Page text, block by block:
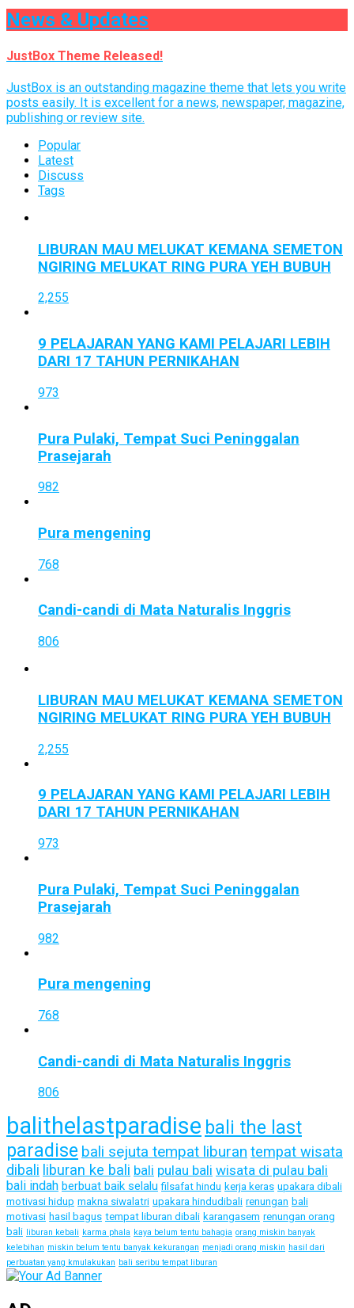
News & Updates
JustBox Theme Released!
JustBox is an outstanding magazine theme that lets you write
posts easily. It is excellent for a news, newspaper, magazine,
publishing or review site.
Popular
Latest
Discuss
Tags
LIBURAN MAU MELUKAT KEMANA SEMETON
NGIRING MELUKAT RING PURA YEH BUBUH
2,255
9 PELAJARAN YANG KAMI PELAJARI LEBIH
DARI 17 TAHUN PERNIKAHAN
973
Pura Pulaki, Tempat Suci Peninggalan
Prasejarah
982
Pura mengening
768
Candi-candi di Mata Naturalis Inggris
806
LIBURAN MAU MELUKAT KEMANA SEMETON
NGIRING MELUKAT RING PURA YEH BUBUH
2,255
9 PELAJARAN YANG KAMI PELAJARI LEBIH
DARI 17 TAHUN PERNIKAHAN
973
Pura Pulaki, Tempat Suci Peninggalan
Prasejarah
982
Pura mengening
768
Candi-candi di Mata Naturalis Inggris
806
balithelastparadise bali the last
paradise bali sejuta tempat liburan tempat wisata
dibali liburan ke bali bali pulau bali wisata di pulau bali
bali indah berbuat baik selalu filsafat hindu kerja keras upakara dibali
motivasi hidup makna siwalatri upakara hindudibali renungan bali
motivasi hasil bagus tempat liburan dibali karangasem renungan orang
bali liburan kebali karma phala kaya belum tentu bahagia orang miskin banyak
kelebihan miskin belum tentu banyak kekurangan menjadi orang miskin hasil dari
perbuatan yang kmulakukan bali seribu tempat liburan